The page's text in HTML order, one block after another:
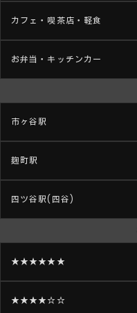
カフェ・喫茶店・軽食
お弁当・キッチンカー
市ヶ谷駅
麹町駅
四ツ谷駅(四谷)
★★★★★★
★★★★☆☆